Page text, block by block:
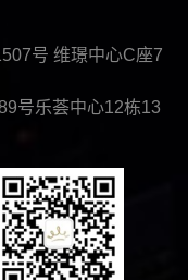
号 维璟中心C座7
号乐荟中心12栋13